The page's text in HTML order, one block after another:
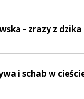
- zrazy z dzika
i schab w